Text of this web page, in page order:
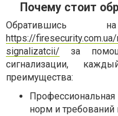
Почему стоит
Обратившись
https://
signalizatcii/ за
сигнализации,
преимущества:
норм и требований